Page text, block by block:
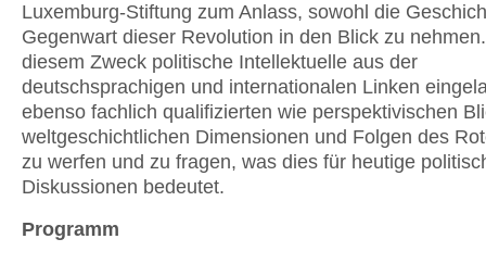
Luxemburg-Stiftung zum Anlass, sowohl die
Gegenwart dieser Revolution in den Blick zu
diesem Zweck politische Intellektuelle aus der
deutschsprachigen und internationalen Linken
ebenso fachlich qualifizierten wie perspektivischen
weltgeschichtlichen Dimensionen und Folgen des
zu werfen und zu fragen, was dies für heutige
Diskussionen bedeutet.
Programm